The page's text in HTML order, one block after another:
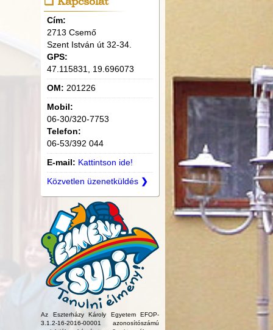
Cím:
2713 Csemő
Szent István út 32-34.
GPS:
47.115831, 19.696073
OM: 201226
Mobil:
06-30/320-7753
Telefon:
06-53/392 044
E-mail: Kattintson ide!
Közvetlen üzenetküldés ❯
Az Eszterházy Károly Egyetem EFOP-
3.1.2-16-2016-00001 azonosítószámú